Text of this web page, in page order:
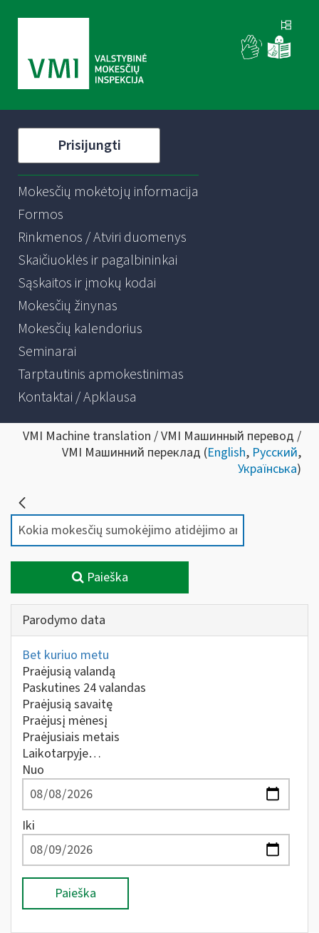
Prisijungti
Mokesčių mokėtojų informacija
Formos
Rinkmenos / Atviri duomenys
Skaičiuoklės ir pagalbininkai
Sąskaitos ir įmokų kodai
Mokesčių žinynas
Mokesčių kalendorius
Seminarai
Tarptautinis apmokestinimas
Kontaktai / Apklausa
VMI Machine translation / VMI Машинный перевод /
VMI Машинний переклад (English, Русский,
Українська)
Paieška
Parodymo data
Bet kuriuo metu
Praėjusią valandą
Paskutines 24 valandas
Praėjusią savaitę
Praėjusį mėnesį
Praėjusiais metais
Laikotarpyje…
Nuo
Iki
Paieška